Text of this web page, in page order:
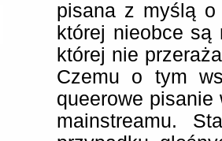
pisana z myślą o
której nieobce są
której nie
Czemu o tym
queerowe pisanie
mainstreamu.